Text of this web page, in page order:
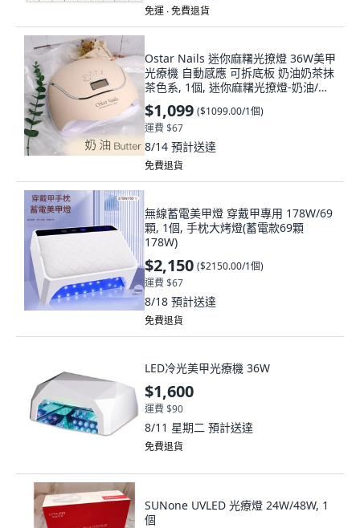
免運 ∙ 免費退貨
Ostar Nails 迷你麻糬光撩燈 36W美甲
光療機 自動感應 可拆底板 奶油奶茶抹
茶色系, 1個, 迷你麻糬光撩燈-奶油/台,
迷你麻糬光撩燈-奶油/台
$1,099 ($1099.00/1個)
運費 $67
8/14 預計送達
免費退貨
無線蓄電美甲燈 穿戴甲專用 178W/69
顆, 1個, 手枕大烤燈(蓄電款69顆
178W)
$2,150 ($2150.00/1個)
運費 $67
8/18 預計送達
免費退貨
LED冷光美甲光療機 36W
$1,600
運費 $90
8/11 星期二 預計送達
免費退貨
SUNone UVLED 光療燈 24W/48W, 1
個